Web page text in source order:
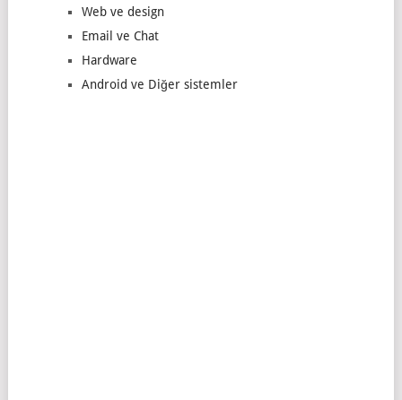
Web ve design
Email ve Chat
Hardware
Android ve Diğer sistemler